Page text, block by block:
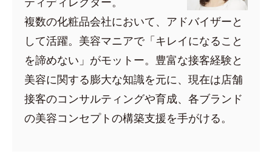
複数の化粧品会社において、アドバイザーと
して活躍。美容マニアで「キレイになること
を諦めない」がモットー。豊富な接客経験と
美容に関する膨大な知識を元に、現在は店舗
接客のコンサルティングや育成、各ブランド
の美容コンセプトの構築支援を手がける。